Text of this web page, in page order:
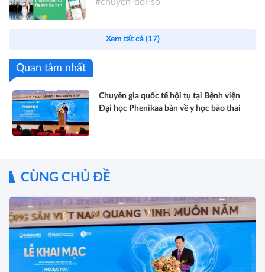
#chuyen-doi-so
Xem tất cả (17)
Quan tâm nhất
Chuyên gia quốc tế hội tụ tại Bệnh viện
Đại học Phenikaa bàn về y học bào thai
CÙNG CHỦ ĐỀ